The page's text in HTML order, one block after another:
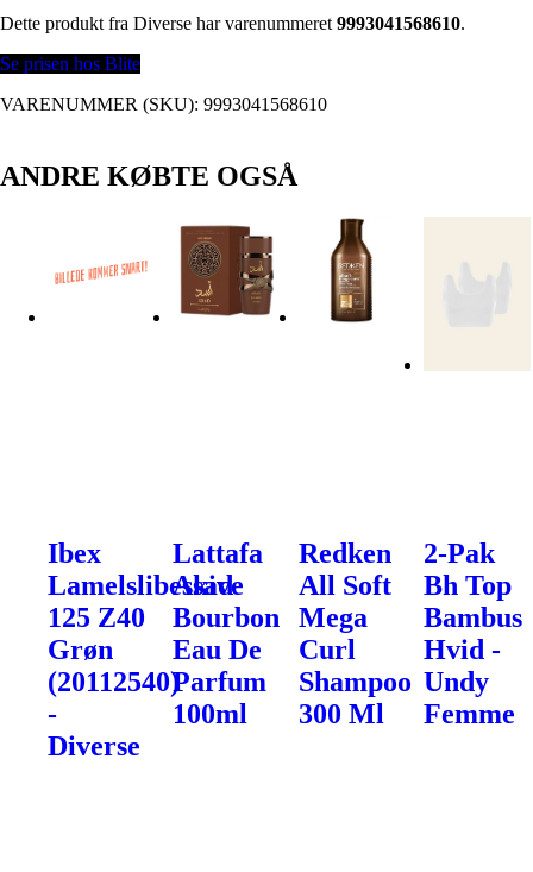
Dette produkt fra Diverse har varenummeret 9993041568610.
Se prisen hos Blite
VARENUMMER (SKU): 9993041568610
ANDRE KØBTE OGSÅ
Ibex
Lamelslibeskive
125 Z40
Grøn
(20112540)
-
Diverse
Lattafa
Asad
Bourbon
Eau De
Parfum
100ml
Redken
All Soft
Mega
Curl
Shampoo
300 Ml
2-Pak
Bh Top
Bambus
Hvid -
Undy
Femme